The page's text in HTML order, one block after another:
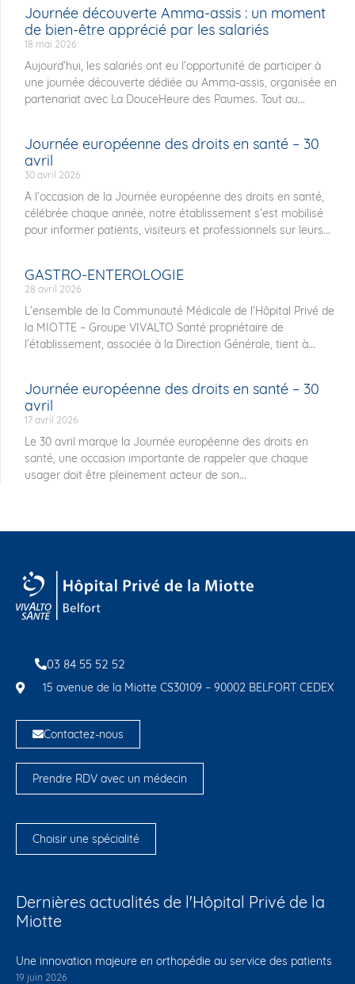
Journée découverte Amma-assis : un moment
de bien-être apprécié par les salariés
18 mai 2026
Aujourd’hui, les salariés ont eu l’opportunité de participer à
une journée découverte dédiée au Amma-assis, organisée en
partenariat avec La DouceHeure des Paumes. Tout au...
Journée européenne des droits en santé – 30
avril
30 avril 2026
À l’occasion de la Journée européenne des droits en santé,
célébrée chaque année, notre établissement s’est mobilisé
pour informer patients, visiteurs et professionnels sur leurs...
GASTRO-ENTEROLOGIE
28 avril 2026
L’ensemble de la Communauté Médicale de l’Hôpital Privé de
la MIOTTE – Groupe VIVALTO Santé propriétaire de
l’établissement, associée à la Direction Générale, tient à...
Journée européenne des droits en santé – 30
avril
17 avril 2026
Le 30 avril marque la Journée européenne des droits en
santé, une occasion importante de rappeler que chaque
usager doit être pleinement acteur de son...
03 84 55 52 52
15 avenue de la Miotte CS30109 – 90002 BELFORT CEDEX
Contactez-nous
Prendre RDV avec un médecin
Choisir une spécialité
Dernières actualités de l'Hôpital Privé de la
Miotte
Une innovation majeure en orthopédie au service des patients
19 juin 2026